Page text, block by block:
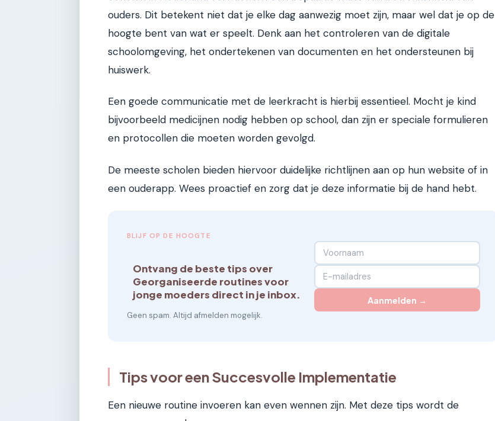
ouders. Dit betekent niet dat je elke dag aanwezig moet zijn, maar wel dat je op de
hoogte bent van wat er speelt. Denk aan het controleren van de digitale
schoolomgeving, het ondertekenen van documenten en het ondersteunen bij
huiswerk.
Een goede communicatie met de leerkracht is hierbij essentieel. Mocht je kind
bijvoorbeeld medicijnen nodig hebben op school, dan zijn er speciale formulieren
en protocollen die moeten worden gevolgd.
De meeste scholen bieden hiervoor duidelijke richtlijnen aan op hun website of in
een ouderapp. Wees proactief en zorg dat je deze informatie bij de hand hebt.
BLIJF OP DE HOOGTE
Ontvang de beste tips over
Georganiseerde routines voor
jonge moeders direct in je inbox.
Geen spam. Altijd afmelden mogelijk.
Aanmelden →
Tips voor een Succesvolle Implementatie
Een nieuwe routine invoeren kan even wennen zijn. Met deze tips wordt de